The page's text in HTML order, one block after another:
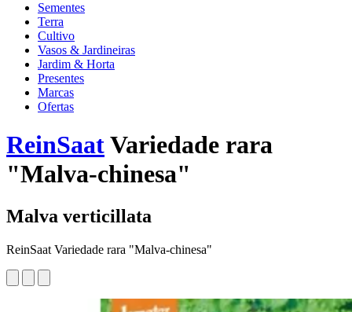
Sementes
Terra
Cultivo
Vasos & Jardineiras
Jardim & Horta
Presentes
Marcas
Ofertas
ReinSaatVariedade rara
"Malva-chinesa"
Malva verticillata
ReinSaat Variedade rara "Malva-chinesa"